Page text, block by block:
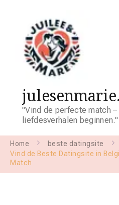
"Vind de perfecte match –
liefdesverhalen beginnen."
Home
beste datingsite
Vind de Beste Datingsite in
Match